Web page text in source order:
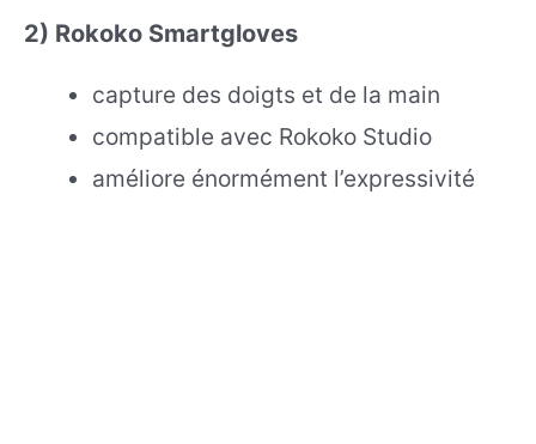
2) Rokoko Smartgloves
capture des doigts et de la main
compatible avec Rokoko Studio
améliore énormément l’expressivité